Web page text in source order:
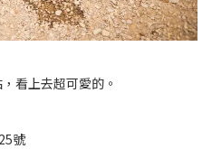
看上去超可愛的。
號